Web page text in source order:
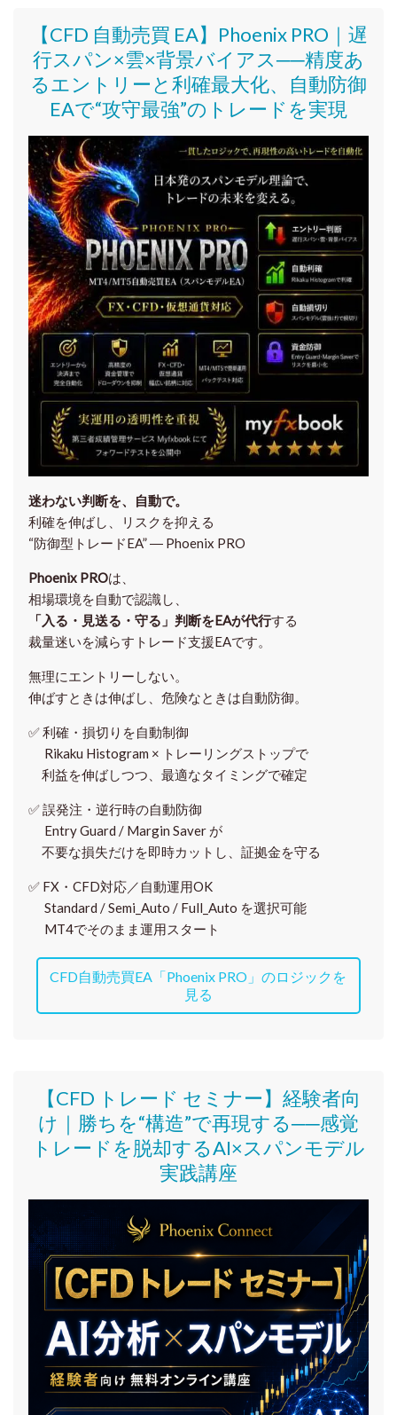
【CFD 自動売買 EA】Phoenix PRO｜遅
行スパン×雲×背景バイアス──精度あ
るエントリーと利確最大化、自動防御
EAで“攻守最強”のトレードを実現
迷わない判断を、自動で。
利確を伸ばし、リスクを抑える
“防御型トレードEA” ― Phoenix PRO
Phoenix PROは、
相場環境を自動で認識し、
「入る・見送る・守る」判断をEAが代行する
裁量迷いを減らすトレード支援EAです。
無理にエントリーしない。
伸ばすときは伸ばし、危険なときは自動防御。
✅利確・損切りを自動制御
Rikaku Histogram × トレーリングストップで
利益を伸ばしつつ、最適なタイミングで確定
✅誤発注・逆行時の自動防御
Entry Guard / Margin Saver が
不要な損失だけを即時カットし、証拠金を守る
✅ FX・CFD対応／自動運用OK
Standard / Semi_Auto / Full_Auto を選択可能
MT4でそのまま運用スタート
CFD自動売買EA「Phoenix PRO」のロジックを
見る
【CFD トレード セミナー】 経験者向
け｜ 勝ちを“構造”で再現する──感覚
トレードを脱却するAI×スパンモデル
実践講座